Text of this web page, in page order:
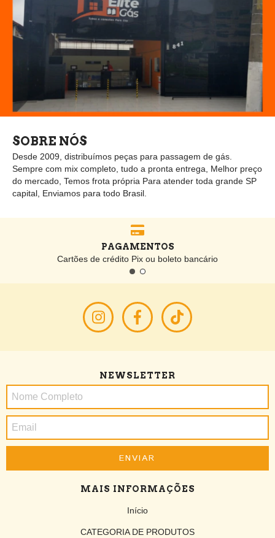
SOBRE NÓS
Desde 2009, distribuímos peças para passagem de gás.
Sempre com mix completo, tudo a pronta entrega, Melhor preço
do mercado, Temos frota própria Para atender toda grande SP
capital, Enviamos para todo Brasil.
PAGAMENTOS
Cartões de crédito Pix ou boleto bancário
NEWSLETTER
MAIS INFORMAÇÕES
Início
CATEGORIA DE PRODUTOS